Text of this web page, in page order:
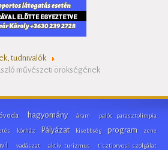
tudnivalók
művészeti örökségének
óvoda hagyomány áram palóc parasztolimpia
kórház Pályázat kisebbség program zene
vadászat aktív turizmus tisztiorvosi szolgálat